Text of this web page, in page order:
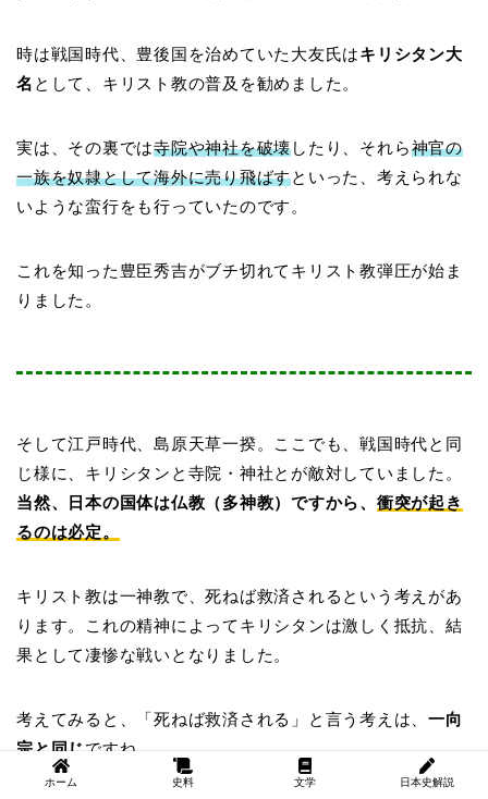
時は戦国時代、豊後国を治めていた大友氏はキリシタン大
名 として、キリスト教の普及を勧めました。
実は、その裏では寺院や神社を破壊したり、それら神官の
一族を奴隷として海外に売り飛ばすといった、考えられな
いような蛮行をも行っていたのです。
これを知った豊臣秀吉がブチ切れてキリスト教弾圧が始ま
りました。
そして江戸時代、島原天草一揆。ここでも、戦国時代と同
じ様に、キリシタンと寺院・神社とが敵対していました。
当然、日本の国体は仏教（多神教）ですから、 衝突が起き
るのは必定。
キリスト教は一神教で、死ねば救済されるという考えがあ
ります。これの精神によってキリシタンは激しく抵抗、結
果として凄惨な戦いとなりました。
考えてみると、「死ねば救済される」と言う考えは、一向
宗と同じ ですね。
ホーム 史料 文学 日本史解説